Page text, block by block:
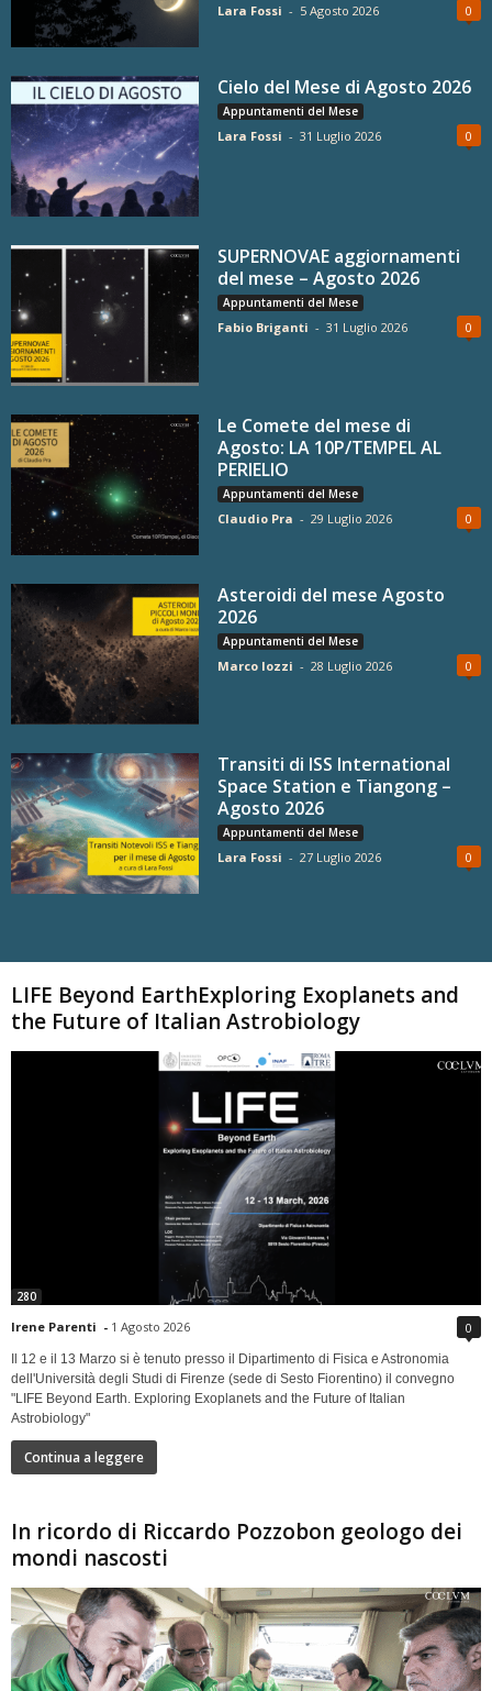
Lara Fossi - 5 Agosto 2026 0
Cielo del Mese di Agosto 2026
Appuntamenti del Mese
Lara Fossi - 31 Luglio 2026 0
SUPERNOVAE aggiornamenti
del mese – Agosto 2026
Appuntamenti del Mese
Fabio Briganti - 31 Luglio 2026 0
Le Comete del mese di
Agosto: LA 10P/TEMPEL AL
PERIELIO
Appuntamenti del Mese
Claudio Pra - 29 Luglio 2026 0
Asteroidi del mese Agosto
2026
Appuntamenti del Mese
Marco Iozzi - 28 Luglio 2026 0
Transiti di ISS International
Space Station e Tiangong –
Agosto 2026
Appuntamenti del Mese
Lara Fossi - 27 Luglio 2026 0
LIFE Beyond EarthExploring Exoplanets and
the Future of Italian Astrobiology
280
Irene Parenti - 1 Agosto 2026 0
Il 12 e il 13 Marzo si è tenuto presso il Dipartimento di Fisica e Astronomia
dell'Università degli Studi di Firenze (sede di Sesto Fiorentino) il convegno
"LIFE Beyond Earth. Exploring Exoplanets and the Future of Italian
Astrobiology"
Continua a leggere
In ricordo di Riccardo Pozzobon geologo dei
mondi nascosti